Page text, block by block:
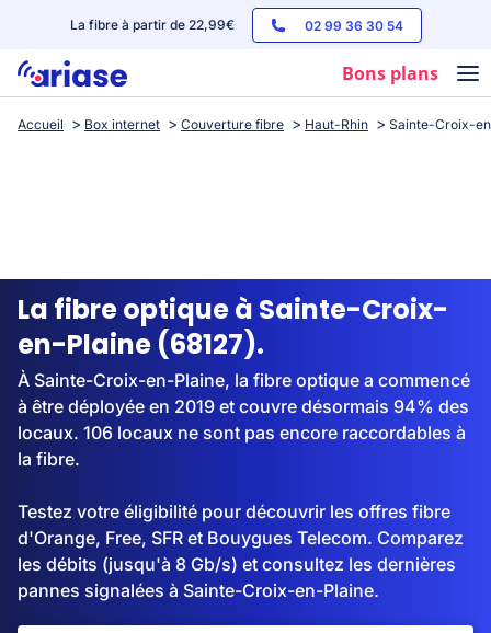
La fibre à partir de 22,99€ 02 99 36 30 54
Bons plans
Box internet
Streaming
Accueil Box internet Couverture fibre Haut-Rhin Sainte-Croix-
La fibre optique à Sainte-Croix-
en-Plaine (68127).
À Sainte-Croix-en-Plaine, la fibre optique a commencé
à être déployée en 2019 et couvre désormais 94% des
locaux. 106 locaux ne sont pas encore raccordables à
la fibre.
Testez votre éligibilité pour découvrir les offres fibre
d'Orange, Free, SFR et Bouygues Telecom. Comparez
les débits (jusqu'à 8 Gb/s) et consultez les dernières
pannes signalées à Sainte-Croix-en-Plaine.